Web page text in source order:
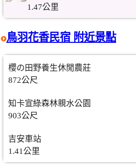
1.47公里
鳥羽花香民宿 附近景點
櫻の田野養生休閒農莊
872公尺
知卡宣綠森林親水公園
903公尺
吉安車站
1.41公里